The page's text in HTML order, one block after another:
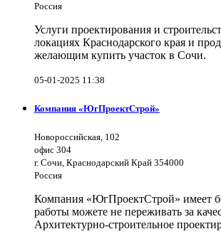
Россия
Услуги проектирования и
локациях Краснодарского края и
желающим купить участок в Сочи.
05-01-2025 11:38
Компания «ЮгПроектСтрой»
Новороссийская, 102
офис 304
г. Сочи, Краснодарский Край 354000
Россия
Компания «ЮгПроектСтрой» имеет
работы можете не переживать за
Архитектурно-строительное